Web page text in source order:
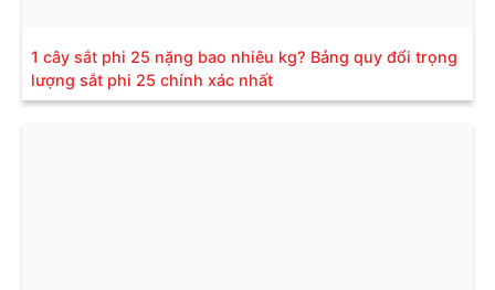
1 cây sắt phi 25 nặng bao nhiêu kg? Bảng quy đổi trọng
lượng sắt phi 25 chính xác nhất